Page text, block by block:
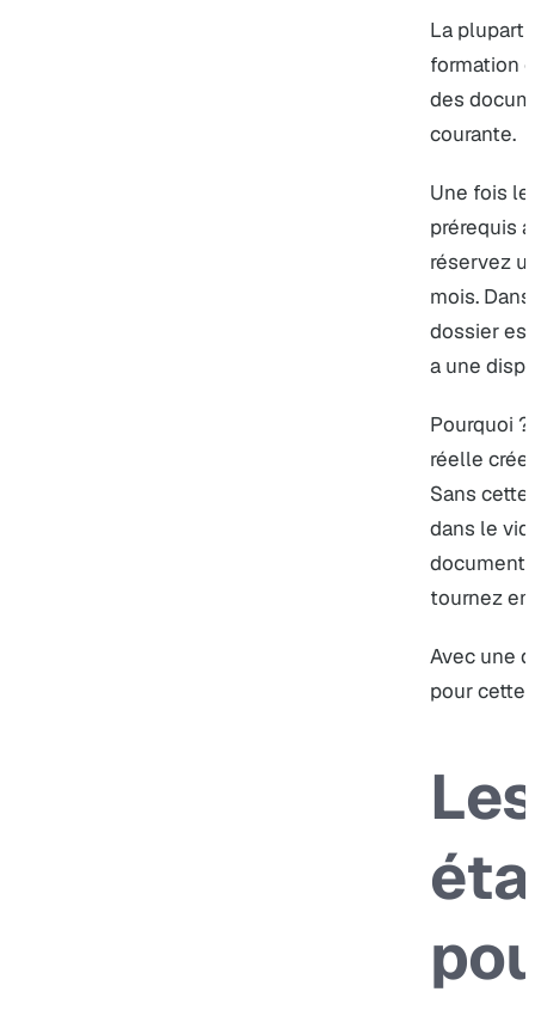
La plupart
formation
des
courante.
Une fois
prérequis
réservez
mois.
dossier
a une
Pourquoi ?
réelle
Sans
dans le
tournez en
Avec une
pour cette